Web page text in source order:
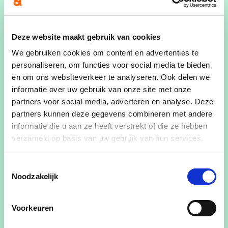
Deze website maakt gebruik van cookies
We gebruiken cookies om content en advertenties te
personaliseren, om functies voor social media te bieden
en om ons websiteverkeer te analyseren. Ook delen we
informatie over uw gebruik van onze site met onze
partners voor social media, adverteren en analyse. Deze
partners kunnen deze gegevens combineren met andere
informatie die u aan ze heeft verstrekt of die ze hebben
verzameld op basis van uw gebruik van hun services.
Noodzakelijk
Voorkeuren
Samen Hemiksem gebruikte het akkoord binnen
vragenaan toe te voegen over de BKO en de
school Klaverbos. Over die extra agendapunten
was ergeen consensus binnen de verenigde
oppositie.
“Daarmee is nogmaals duidelijk geworden dat het
niet in de eerste plaats om de belangen van de
gemeente gaat, maar om zich politiek te profileren
– en misschien zelfs andere belangen te dienen
dan die van Hemiksem,”benadrukt Jordens.